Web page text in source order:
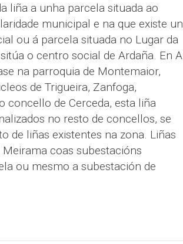
liña a unha parcela situada ao
municipal e na que existe un
ou á parcela situada no Lugar da
o centro social de Ardaña. En A
na parroquia de Montemaior,
de Trigueira, Zanfoga,
concello de Cerceda, esta liña
no resto de concellos, se
de liñas existentes na zona. Liñas
coas subestacións
ou mesmo a subestación de